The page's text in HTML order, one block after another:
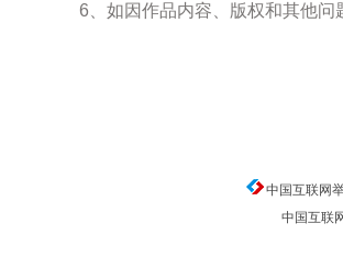
6、如因作品内容、版权和其他问
中国互联网
中国互联